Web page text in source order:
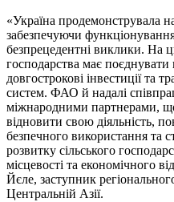
«Україна продемонструвала
забезпечуючи
безпрецедентні виклики. На
господарства має
довгострокові інвестиції та
систем. ФАО й надалі
міжнародними партнерами,
відновити свою діяльність,
безпечного використання та
розвитку сільського
місцевості та економічного
Йєле, заступник
Центральній Азії.